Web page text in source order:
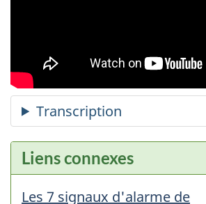
Liens connexes
Les 7 signaux d'alarme de